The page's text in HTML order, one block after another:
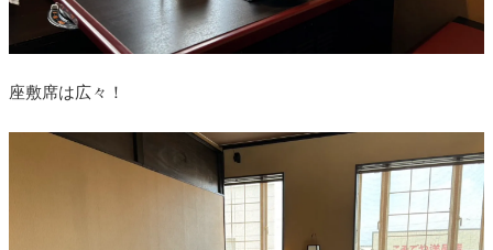
座敷席は広々！